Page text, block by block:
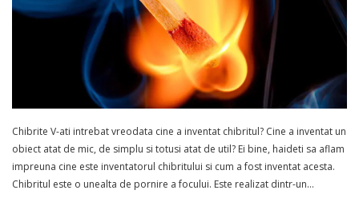
Chibrite V-ati intrebat vreodata cine a inventat chibritul? Cine a inventat un
obiect atat de mic, de simplu si totusi atat de util? Ei bine, haideti sa aflam
impreuna cine este inventatorul chibritului si cum a fost inventat acesta.
Chibritul este o unealta de pornire a focului. Este realizat dintr-un…